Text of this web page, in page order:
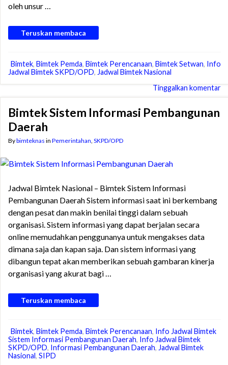
oleh unsur …
Teruskan membaca
Bimtek, Bimtek Pemda, Bimtek Perencanaan, Bimtek Setwan, Info
Jadwal Bimtek SKPD/OPD, Jadwal Bimtek Nasional
Tinggalkan komentar
Bimtek Sistem Informasi Pembangunan
Daerah
Bybimteknas in Pemerintahan SKPD/OPD
Jadwal Bimtek Nasional – Bimtek Sistem Informasi
Pembangunan Daerah Sistem informasi saat ini berkembang
dengan pesat dan makin benilai tinggi dalam sebuah
organisasi. Sistem informasi yang dapat berjalan secara
online memudahkan penggunanya untuk mengakses data
dimana saja dan kapan saja. Dan sistem informasi yang
dibangun tepat akan memberikan sebuah gambaran kinerja
organisasi yang akurat bagi …
Teruskan membaca
Bimtek, Bimtek Pemda, Bimtek Perencanaan, Info Jadwal Bimtek
Sistem Informasi Pembangunan Daerah, Info Jadwal Bimtek
SKPD/OPD, Informasi Pembangunan Daerah, Jadwal Bimtek
Nasional, SIPD